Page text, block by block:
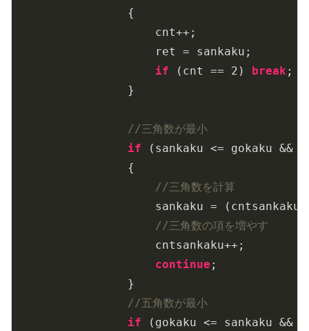
                {
                    cnt++;
                    ret = sankaku;
if (cnt == 2 ) break ;
                }
//三角数が最小
if (sankaku <= gokaku &&
                {
//三角数を計算
sankaku =
//三角数の項を増やす
                    cntsankaku++;
continue ;
                }
//五角数が最小
if (gokaku <= sankaku &&